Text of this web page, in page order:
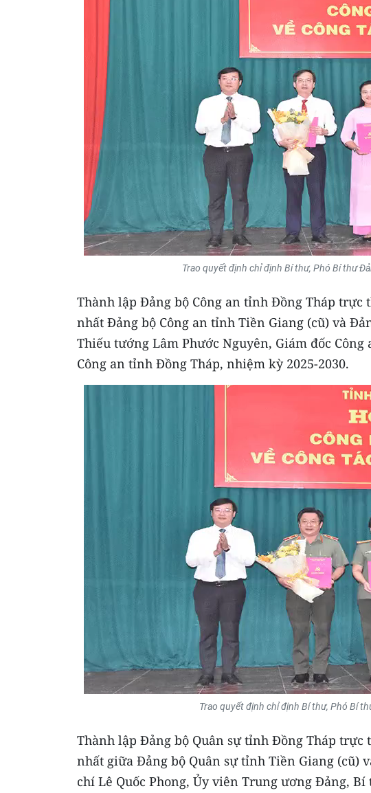
Trao quyết định chỉ định Bí thư, Phó Bí thư
Thành lập Đảng bộ Công an tỉnh Đồng Tháp
nhất Đảng bộ Công an tỉnh Tiền Giang (cũ) và
Thiếu tướng Lâm Phước Nguyên, Giám đốc
Công an tỉnh Đồng Tháp, nhiệm kỳ 2025-2030.
Trao quyết định chỉ định Bí thư, Phó Bí
Thành lập Đảng bộ Quân sự tỉnh Đồng Tháp
nhất giữa Đảng bộ Quân sự tỉnh Tiền Giang (cũ)
chí Lê Quốc Phong, Ủy viên Trung ương Đảng,